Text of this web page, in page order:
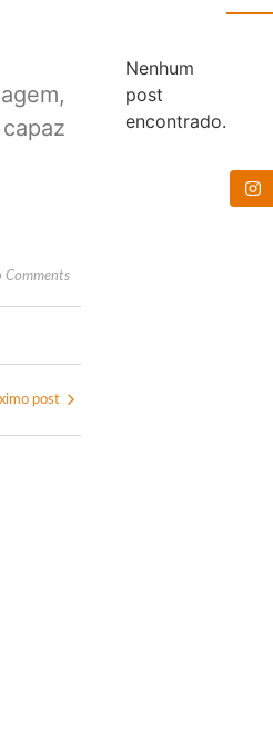
Comments
post
Nenhum
post
encontrado.